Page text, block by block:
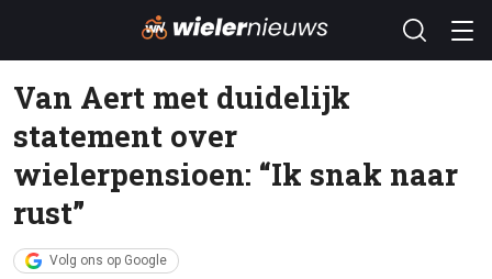
Van Aert met duidelijk
statement over
wielerpensioen: “Ik snak naar
rust”
Volg ons op Google